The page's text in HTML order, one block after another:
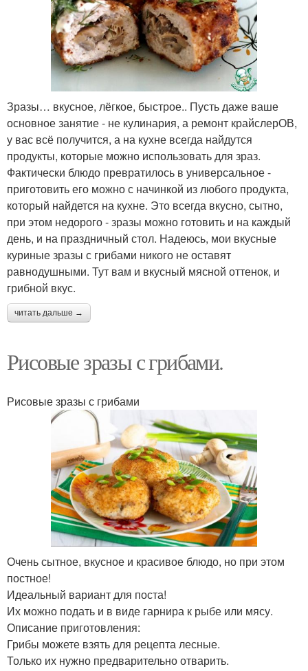
Зразы… вкусное, лёгкое, быстрое.. Пусть даже ваше
основное занятие - не кулинария, а ремонт крайслерОВ,
у вас всё получится, а на кухне всегда найдутся
продукты, которые можно использовать для зраз.
Фактически блюдо превратилось в универсальное -
приготовить его можно с начинкой из любого продукта,
который найдется на кухне. Это всегда вкусно, сытно,
при этом недорого - зразы можно готовить и на каждый
день, и на праздничный стол. Надеюсь, мои вкусные
куриные зразы с грибами никого не оставят
равнодушными. Тут вам и вкусный мясной оттенок, и
грибной вкус.
читать дальше →
Рисовые зразы с грибами.
Рисовые зразы с грибами
Очень сытное, вкусное и красивое блюдо, но при этом
постное!
Идеальный вариант для поста!
Их можно подать и в виде гарнира к рыбе или мясу.
Описание приготовления:
Грибы можете взять для рецепта лесные.
Только их нужно предварительно отварить.